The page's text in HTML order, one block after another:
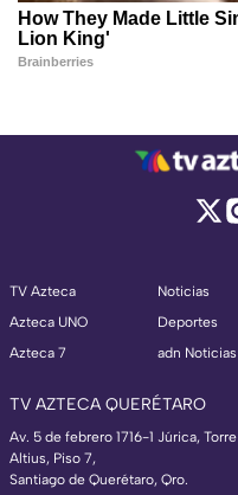
TV Azteca
Azteca UNO
Azteca 7
Noticias
Deportes
adn Noticias
TV AZTECA QUERÉTARO
Av. 5 de febrero 1716-1 Júrica, Torre
Altius, Piso 7,
Santiago de Querétaro, Qro.